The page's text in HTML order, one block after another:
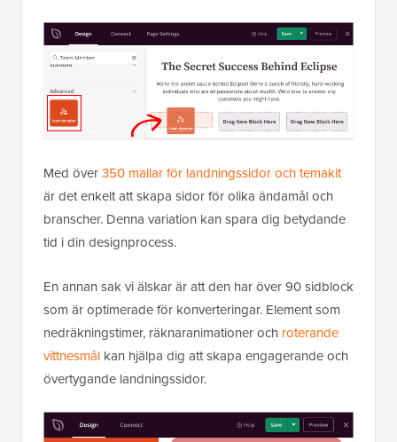
Med över350 mallar för landningssidor och temakit
är det enkelt att skapa sidor för olika ändamål och
branscher. Denna variation kan spara dig betydande
tid i din designprocess.
En annan sak vi älskar är att den har över 90 sidblock
som är optimerade för konverteringar. Element som
nedräkningstimer, räknaranimationer och roterande
vittnesmål kan hjälpa dig att skapa engagerande och
övertygande landningssidor.